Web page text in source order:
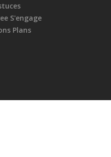
S'engage
Plans